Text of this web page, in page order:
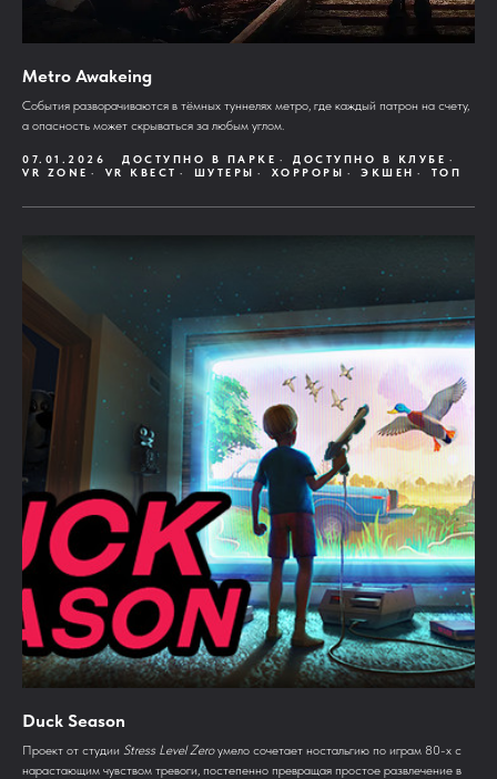
Metro Awakeing
События разворачиваются в тёмных туннелях метро, где каждый патрон на счету,
а опасность может скрываться за любым углом.
07.01.2026 ДОСТУПНО В ПАРКЕ
ДОСТУПНО В КЛУБЕ
VR ZONE
VR КВЕСТ ШУТЕРЫ ХОРРОРЫ ЭКШЕН ТОП
Duck Season
Проект от студии Stress Level Zeroумело сочетает ностальгию по играм 80-х с
нарастающим чувством тревоги, постепенно превращая простое развлечение в